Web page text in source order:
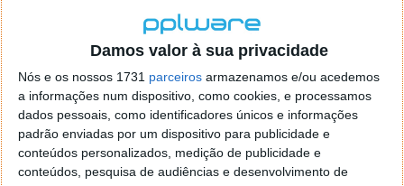
Damos valor à sua privacidade
Nós e os nossos 1731 parceiros armazenamos e/ou acedemos
a informações num dispositivo, como cookies, e processamos
dados pessoais, como identificadores únicos e informações
padrão enviadas por um dispositivo para publicidade e
conteúdos personalizados, medição de publicidade e
conteúdos, pesquisa de audiências e desenvolvimento de
Neste caso, em Louisiana, a gigante tecnológica
argumenta que as suas instalações utilizam uma
"tecnologia de refrigeração que é significativamente
mais eficiente na utilização da água do que o padrão
do setor" e reutiliza a mesma água várias vezes.
A empresa afirmou, também, que utiliza a mesma
quantidade de "energia limpa e renovável" que a